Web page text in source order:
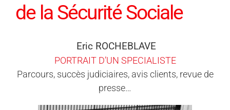
de la Sécurité Sociale
Eric ROCHEBLAVE
PORTRAIT D’UN SPECIALISTE
Parcours, succès judiciaires, avis clients, revue de
presse…